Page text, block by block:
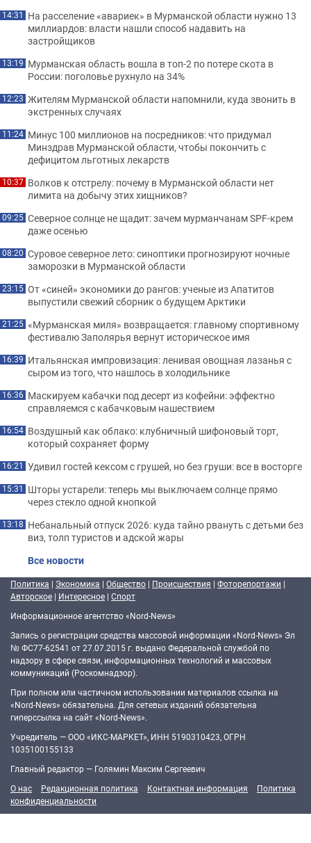
14:31 На расселение «авариек» в Мурманской области нужно 13
миллиардов: власти нашли способ надавить на
застройщиков
13:19 Мурманская область вошла в топ-2 по потере скота в
России: поголовье рухнуло на 34%
12:23 Жителям Мурманской области напомнили, куда звонить в
экстренных случаях
11:24 Минус 100 миллионов на посредников: что придумал
Минздрав Мурманской области, чтобы покончить с
дефицитом льготных лекарств
10:37 Волков к отстрелу: почему в Мурманской области нет
лимита на добычу этих хищников?
09:25 Северное солнце не щадит: зачем мурманчанам SPF-крем
даже осенью
08:20 Суровое северное лето: синоптики прогнозируют ночные
заморозки в Мурманской области
23:15 От «синей» экономики до рангов: ученые из Апатитов
выпустили свежий сборник о будущем Арктики
21:25 «Мурманская миля» возвращается: главному спортивному
фестивалю Заполярья вернут историческое имя
16:39 Итальянская импровизация: ленивая овощная лазанья с
сыром из того, что нашлось в холодильнике
16:36 Маскируем кабачки под десерт из кофейни: эффектно
справляемся с кабачковым нашествием
16:54 Воздушный как облако: клубничный шифоновый торт,
который сохраняет форму
16:21 Удивил гостей кексом с грушей, но без груши: все в восторге
15:31 Шторы устарели: теперь мы выключаем солнце прямо
через стекло одной кнопкой
13:18 Небанальный отпуск 2026: куда тайно рвануть с детьми без
виз, толп туристов и адской жары
Все новости
Политика | Экономика | Общество | Происшествия | Фоторепортажи |
Авторское | Интересное | Спорт
Информационное агентство «Nord-News»
Запись о регистрации средства массовой информации «Nord-News» Эл
№ ФС77-62541 от 27.07.2015 г. выдано Федеральной службой по
надзору в сфере связи, информационных технологий и массовых
коммуникаций (Роскомнадзор).
При полном или частичном использовании материалов ссылка на
«Nord-News» обязательна. Для сетевых изданий обязательна
гиперссылка на сайт «Nord-News».
Учредитель — ООО «ИКС-МАРКЕТ», ИНН 5190310423, ОГРН
1035100155133
Главный редактор — Голямин Максим Сергеевич
О нас
Редакционная политика Контактная информация
Политика
конфиденциальности